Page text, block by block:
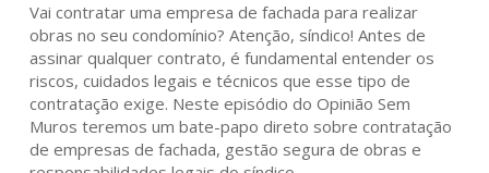
Vai contratar uma empresa de fachada para realizar
obras no seu condomínio? Atenção, síndico! Antes de
assinar qualquer contrato, é fundamental entender os
riscos, cuidados legais e técnicos que esse tipo de
contratação exige. Neste episódio do Opinião Sem
Muros teremos um bate-papo direto sobre contratação
de empresas de fachada, gestão segura de obras e